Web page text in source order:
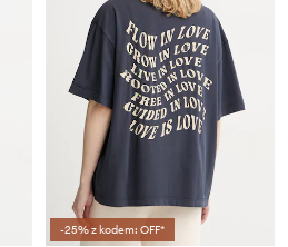
-25% z kodem: OFF*